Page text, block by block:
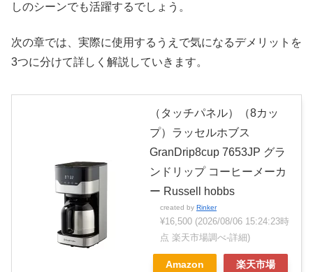
しのシーンでも活躍するでしょう。
次の章では、実際に使用するうえで気になるデメリットを
3つに分けて詳しく解説していきます。
（タッチパネル）（8カッ
プ）ラッセルホブス
GranDrip8cup 7653JP グラ
ンドリップ コーヒーメーカ
ー Russell hobbs
created by Rinker
¥16,500 (2026/08/06 15:24:23時
点 楽天市場調べ-詳細)
Amazon 楽天市場